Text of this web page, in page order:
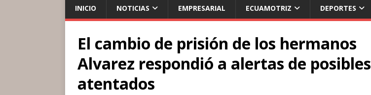
INICIO NOTICIAS EMPRESARIAL ECUAMOTRIZ DEPORTES
El cambio de prisión de los hermanos
Alvarez respondió a alertas de posibles
atentados